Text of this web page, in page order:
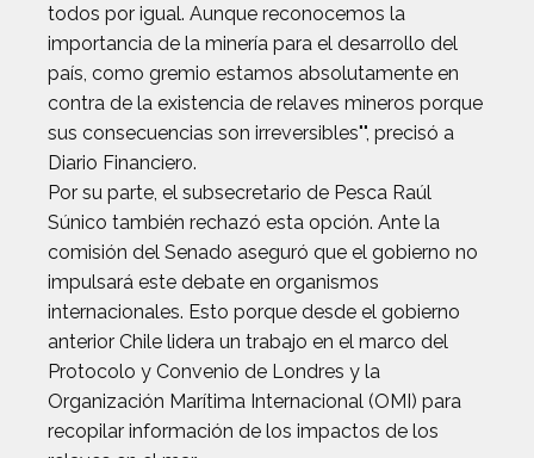
todos por igual. Aunque reconocemos la
importancia de la minería para el desarrollo del
país, como gremio estamos absolutamente en
contra de la existencia de relaves mineros porque
sus consecuencias son irreversibles"", precisó a
Diario Financiero.
Por su parte, el subsecretario de Pesca Raúl
Súnico también rechazó esta opción. Ante la
comisión del Senado aseguró que el gobierno no
impulsará este debate en organismos
internacionales. Esto porque desde el gobierno
anterior Chile lidera un trabajo en el marco del
Protocolo y Convenio de Londres y la
Organización Marítima Internacional (OMI) para
recopilar información de los impactos de los